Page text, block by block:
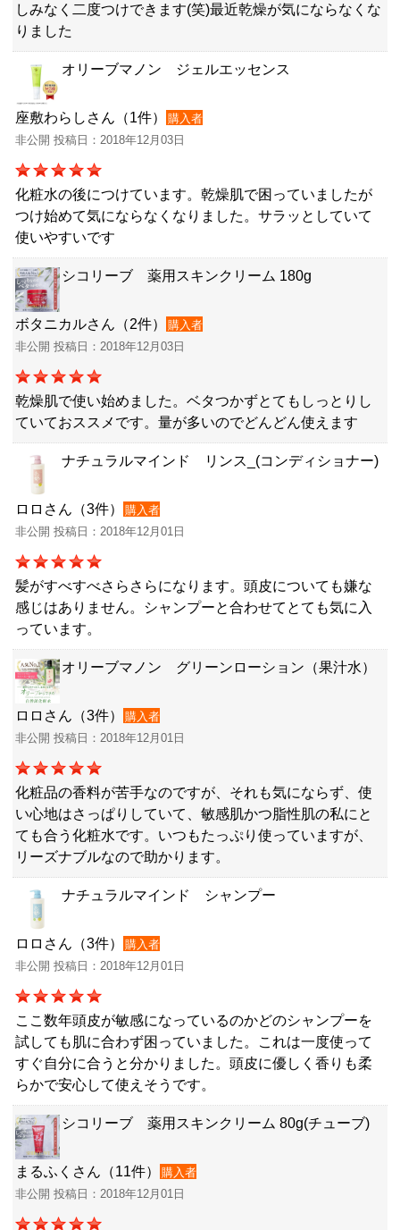
しみなく二度つけできます(笑)最近乾燥が気にならなくな
りました
オリーブマノン ジェルエッセンス
座敷わらしさん（1件）
購入者
非公開 投稿日：2018年12月03日
化粧水の後につけています。乾燥肌で困っていましたが
つけ始めて気にならなくなりました。サラッとしていて
使いやすいです
シコリーブ 薬用スキンクリーム 180g
ボタニカルさん（2件）
購入者
非公開 投稿日：2018年12月03日
乾燥肌で使い始めました。ベタつかずとてもしっとりし
ていておススメです。量が多いのでどんどん使えます
ナチュラルマインド リンス_(コンディショナー)
ロロさん（3件）
購入者
非公開 投稿日：2018年12月01日
髪がすべすべさらさらになります。頭皮についても嫌な
感じはありません。シャンプーと合わせてとても気に入
っています。
オリーブマノン グリーンローション（果汁水）
ロロさん（3件）
購入者
非公開 投稿日：2018年12月01日
化粧品の香料が苦手なのですが、それも気にならず、使
い心地はさっぱりしていて、敏感肌かつ脂性肌の私にと
ても合う化粧水です。いつもたっぷり使っていますが、
リーズナブルなので助かります。
ナチュラルマインド シャンプー
ロロさん（3件）
購入者
非公開 投稿日：2018年12月01日
ここ数年頭皮が敏感になっているのかどのシャンプーを
試しても肌に合わず困っていました。これは一度使って
すぐ自分に合うと分かりました。頭皮に優しく香りも柔
らかで安心して使えそうです。
シコリーブ 薬用スキンクリーム 80g(チューブ)
まるふくさん（11件）
購入者
非公開 投稿日：2018年12月01日